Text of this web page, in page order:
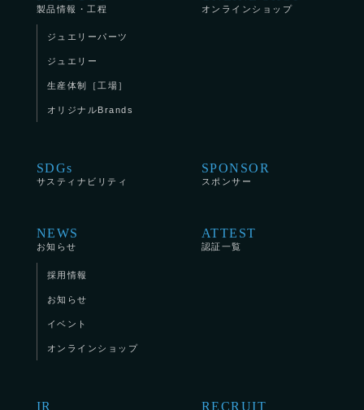
製品情報・工程
ジュエリーパーツ
ジュエリー
生産体制［工場］
オリジナルBrands
オンラインショップ
SDGs
サスティナビリティ
SPONSOR
スポンサー
NEWS
お知らせ
採用情報
お知らせ
イベント
オンラインショップ
ATTEST
認証一覧
IR RECRUIT